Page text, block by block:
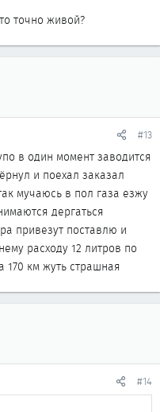
точно живой?
#13
в один момент заводится
и поехал заказал
мучаюсь в пол газа езжу
дергаться
привезут поставлю и
расходу 12 литров по
170 км жуть страшная
#14